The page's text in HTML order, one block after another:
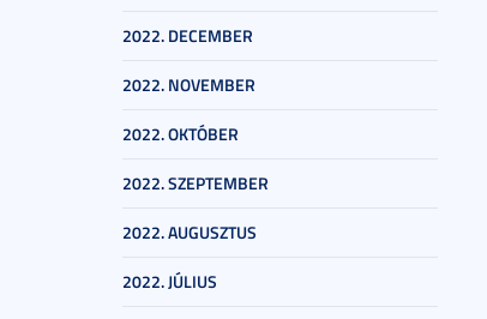
2022. DECEMBER
2022. NOVEMBER
2022. OKTÓBER
2022. SZEPTEMBER
2022. AUGUSZTUS
2022. JÚLIUS